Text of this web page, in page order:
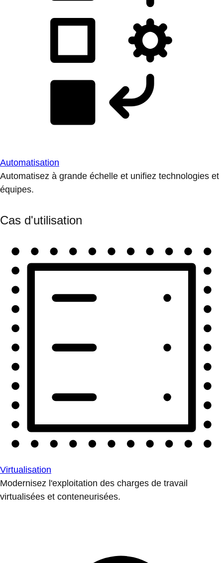
Automatisation
Automatisez à grande échelle et unifiez technologies et
équipes.
Cas d'utilisation
Virtualisation
Modernisez l'exploitation des charges de travail
virtualisées et conteneurisées.